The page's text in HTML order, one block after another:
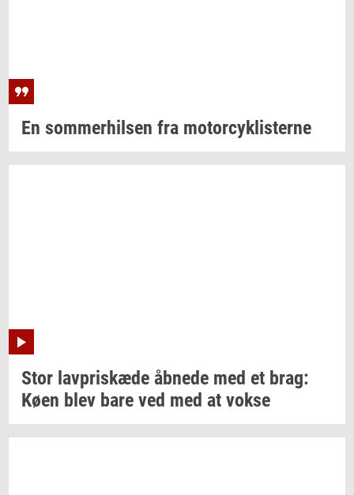
En som­mer­hil­sen fra mo­tor­cyk­li­ster­ne
Stor lav­priskæ­de åb­ne­de med et brag:
Køen blev bare ved med at vokse